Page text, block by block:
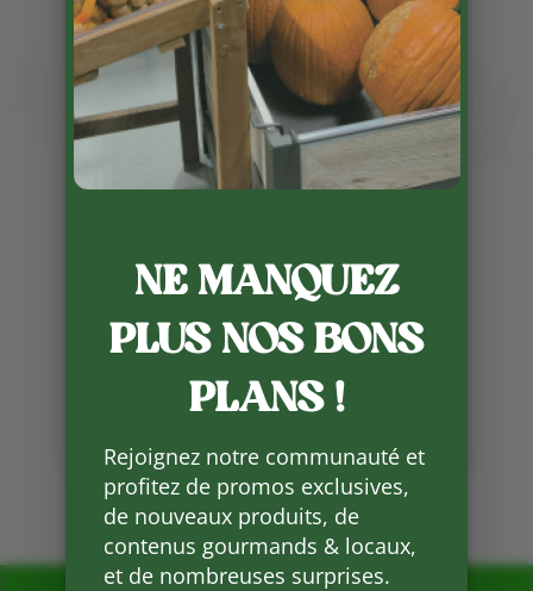
Publié le 24 05 2022
Fermé l’après-midi . Retrouvez
nos produits et services dès le
vendredi matin 9h ainsi que les
Merci de votre compréhension .
Partager
Mots clés :
NE MANQUEZ
PLUS NOS BONS
PLANS !
Rejoignez notre communauté et
profitez de promos exclusives,
de nouveaux produits, de
contenus gourmands & locaux,
et de nombreuses surprises.